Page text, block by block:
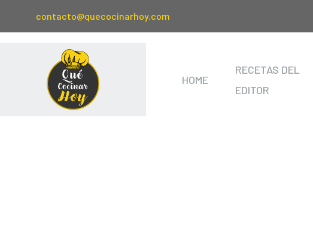
contacto@quecocinarhoy.com
HOME
RECETAS DEL
EDITOR